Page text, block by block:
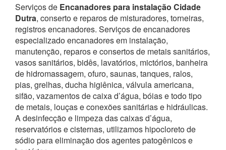
Serviços de Encanadores para instalação Cidade
Dutra, conserto e reparos de misturadores, torneiras,
registros encanadores. Serviços de encanadores
especializado encanadores em instalação,
manutenção, reparos e consertos de metais sanitários,
vasos sanitários, bidês, lavatórios, mictórios, banheira
de hidromassagem, ofuro, saunas, tanques, ralos,
pias, grelhas, ducha higiênica, válvula americana,
sifão, vazamentos de caixa d’água, bóias e todo tipo
de metais, louças e conexões sanitárias e hidráulicas.
A desinfecção e limpeza das caixas d’água,
reservatórios e cisternas, utilizamos hipocloreto de
sódio para eliminação dos agentes patogênicos e